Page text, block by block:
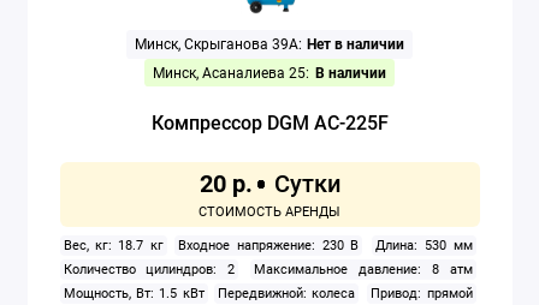
Минск, Скрыганова 39А: Нет в наличии
Минск, Асаналиева 25: В наличии
Компрессор DGM AC-225F
20 р.
Вес, кг: 18.7 кг Входное напряжение: 230 В
Длина: 530 мм
Количество цилиндров: 2
Максимальное давление: 8 атм
Мощность, Вт: 1.5 кВт
Передвижной: колеса
Привод: прямой